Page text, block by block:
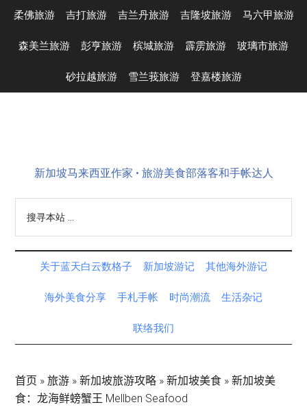
Skip
main
Skip
secondary
Skip
primary
Skip
footer
柔佛旅游 吉打旅游 吉兰丹旅游 吉隆坡旅游 马六甲旅游
森美兰旅游 彭亨旅游 槟城旅游 霹雳旅游 玻璃市旅游
砂拉越旅游 雪兰莪旅游 登嘉楼旅游
新加坡马来西亚作家 • 旅游美食部落客和手帐达人
关于蓝天白云数格子 新加坡游记 其他海外游记
海外美食分享 手札手帐 时尚潮流 生活杂记
联络我们
首页 »旅游 »新加坡旅游攻略 »新加坡美食 »新加坡美
食：龙海鲜螃蟹王 Mellben Seafood